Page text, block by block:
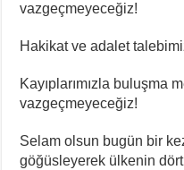
vazgeçmeyeceğiz!
Hakikat ve adalet
Kayıplarımızla buluşma
vazgeçmeyeceğiz!
Selam olsun bugün bir
göğüsleyerek ülkenin